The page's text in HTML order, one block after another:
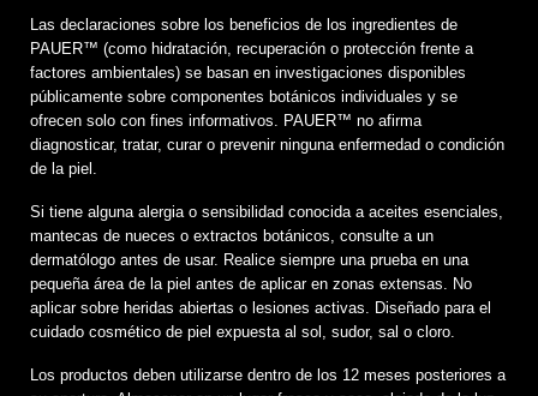
Las declaraciones sobre los beneficios de los ingredientes de
PAUER™️ (como hidratación, recuperación o protección frente a
factores ambientales) se basan en investigaciones disponibles
públicamente sobre componentes botánicos individuales y se
ofrecen solo con fines informativos. PAUER™️ no afirma
diagnosticar, tratar, curar o prevenir ninguna enfermedad o condición
de la piel.
Si tiene alguna alergia o sensibilidad conocida a aceites esenciales,
mantecas de nueces o extractos botánicos, consulte a un
dermatólogo antes de usar. Realice siempre una prueba en una
pequeña área de la piel antes de aplicar en zonas extensas. No
aplicar sobre heridas abiertas o lesiones activas. Diseñado para el
cuidado cosmético de piel expuesta al sol, sudor, sal o cloro.
Los productos deben utilizarse dentro de los 12 meses posteriores a